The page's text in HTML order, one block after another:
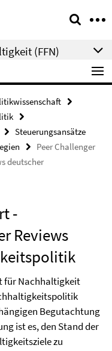
(FFN)
Steuerungsansätze
Peer Challenger
deutscher
-
Reviews
für Nachhaltigkeit
Begutachtung
ist es, den Stand der
zu